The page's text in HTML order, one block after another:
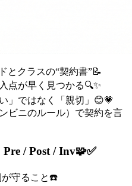
とクラスの“契約書”📝
点が早く見つかる🔍✨
」ではなく「親切」😊💗
ビニのルール）で契約を言
/ Post / Inv🧩✅
が守ること☎️